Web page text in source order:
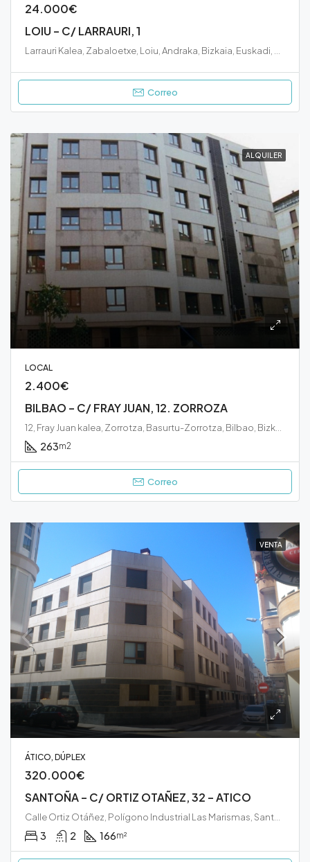
24.000€
LOIU – C/ LARRAURI, 1
Correo
ALQUILER
LOCAL
2.400€
BILBAO – C/ FRAY JUAN, 12. ZORROZA
263m2
Correo
VENTA
ÁTICO, DÚPLEX
320.000€
SANTOÑA – C/ ORTIZ OTAÑEZ, 32 – ATICO
3 2 166m²